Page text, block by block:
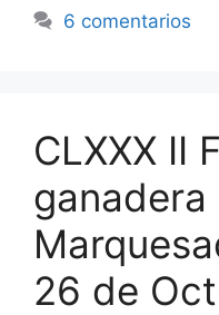
6 comentarios
CLXXX II
26 de